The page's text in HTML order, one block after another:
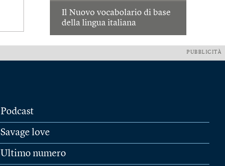
Il Nuovo vocabolario di base
della lingua italiana
PUBBLICITÀ
Podcast
Savage love
Ultimo numero